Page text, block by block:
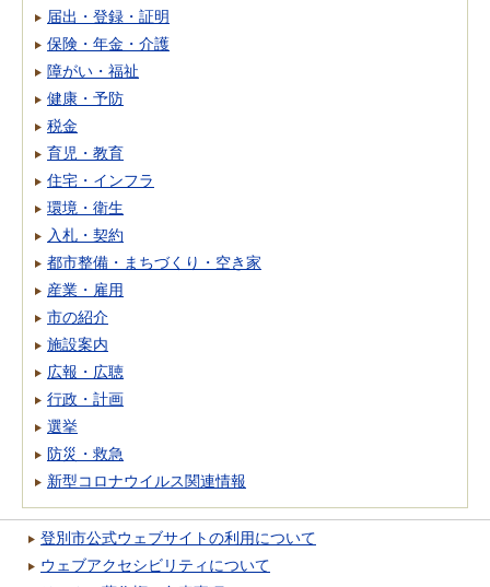
届出・登録・証明
保険・年金・介護
障がい・福祉
健康・予防
税金
育児・教育
住宅・インフラ
環境・衛生
入札・契約
都市整備・まちづくり・空き家
産業・雇用
市の紹介
施設案内
広報・広聴
行政・計画
選挙
防災・救急
新型コロナウイルス関連情報
登別市公式ウェブサイトの利用について
ウェブアクセシビリティについて